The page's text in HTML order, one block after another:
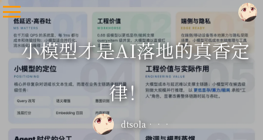
小模型才是AI落地的真香定
律！
dtsola